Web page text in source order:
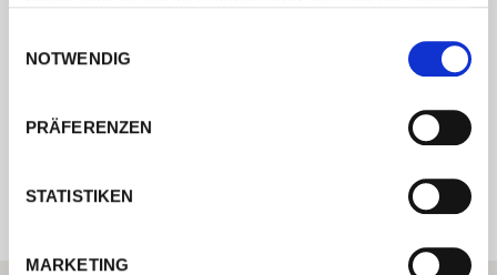
NOTWENDIG
PRÄFERENZEN
STATISTIKEN
MARKETING
bei Ihnen.
Internal error: Contact form currently not